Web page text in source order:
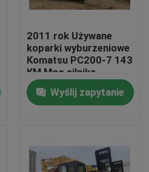
2011 rok Używane
koparki wyburzeniowe
Komatsu PC200-7 143
KM Moc silnika
Wyślij zapytanie